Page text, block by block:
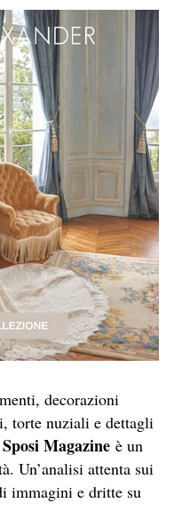
decorazioni
torte nuziali e dettagli
Magazine è un
Un’analisi attenta sui
immagini e dritte su